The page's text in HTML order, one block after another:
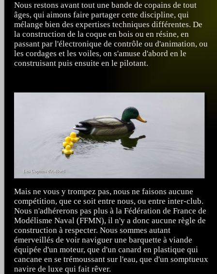
Nous restons avant tout une bande de copains de tout
âges, qui aimons faire partager cette discipline, qui
mélange bien des expertises techniques différentes. De
la construction de la coque en bois ou en résine, en
passant par l'électronique de contrôle ou d'animation, ou
les cordages et les voiles, on s'amuse d'abord en le
construisant puis ensuite en le pilotant.
Mais ne vous y trompez pas, nous ne faisons aucune
compétition, que ce soit entre nous, ou entre inter-club.
Nous n'adhérerons pas plus à la Fédération de France de
Modélisme Naval (FFMN), il n'y a donc aucune règle de
construction à respecter. Nous sommes autant
émerveillés de voir naviguer une barquette à viande
équipée d'un moteur, que d'un canard en plastique qui
cancane en se trémoussant sur l'eau, que d'un somptueux
navire de luxe qui fait rêver.